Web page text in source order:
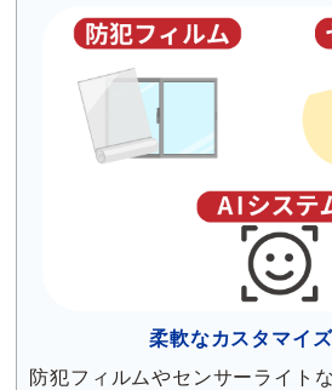
柔軟なカスタマイ
防犯フィルムやセンサーライト